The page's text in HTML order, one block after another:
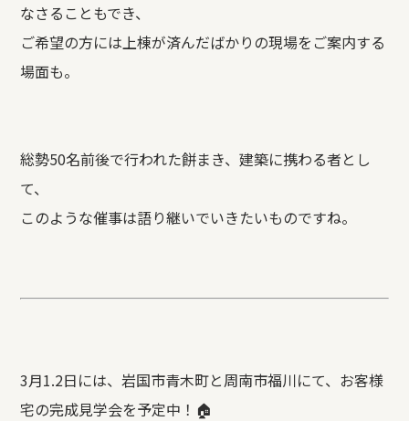
なさることもでき、
ご希望の方には上棟が済んだばかりの現場をご案内する
場面も。
総勢50名前後で行われた餅まき、建築に携わる者とし
て、
このような催事は語り継いでいきたいものですね。
3月1.2日には、岩国市青木町と周南市福川にて、お客様
宅の完成見学会を予定中！🏠